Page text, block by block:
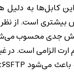
کابل‌ها به دلیل
محسوب می‌شود.
است. در